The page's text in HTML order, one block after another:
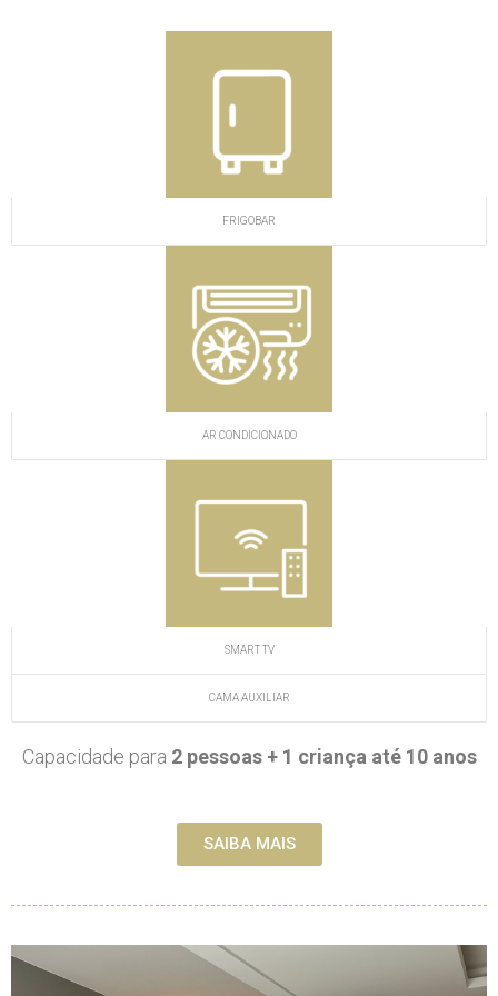
FRIGOBAR
AR CONDICIONADO
SMART TV
CAMA AUXILIAR
Capacidade para 2 pessoas + 1 criança até 10 anos
SAIBA MAIS